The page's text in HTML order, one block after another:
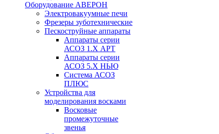
Оборудование АВЕРОН
Электровакуумные печи
Фрезеры зуботехнические
Пескоструйные аппараты
Аппараты серии
АСОЗ 1.Х АРТ
Аппараты серии
АСОЗ 5.Х НЬЮ
Система АСОЗ
ПЛЮС
Устройства для
моделирования восками
Восковые
промежуточные
звенья